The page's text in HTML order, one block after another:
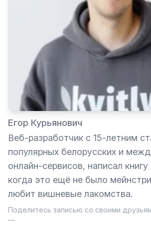
Егор Курьянович
Веб-разработчик с 15-летним
популярных белорусских и
онлайн-сервисов, написал
когда это ещё не было
любит вишневые лакомства.
Поделитесь записью со своими
—